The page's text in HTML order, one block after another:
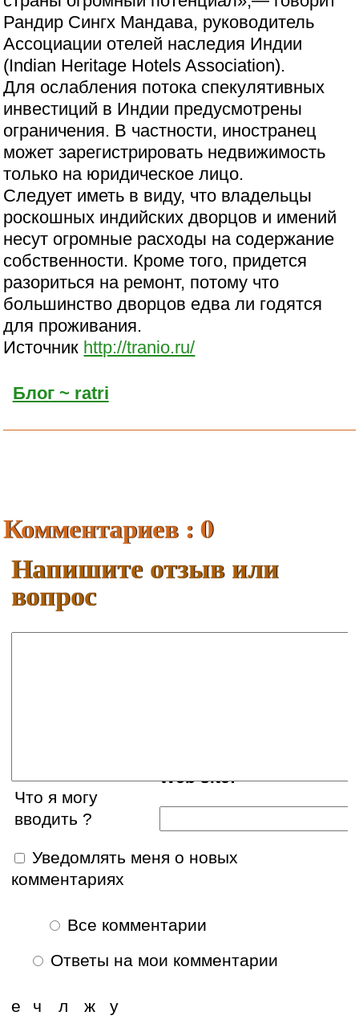
Рандир Сингх Мандава, руководитель
Ассоциации отелей наследия Индии
(Indian Heritage Hotels Association).
Для ослабления потока спекулятивных
инвестиций в Индии предусмотрены
ограничения. В частности, иностранец
может зарегистрировать недвижимость
только на юридическое лицо.
Следует иметь в виду, что владельцы
роскошных индийских дворцов и имений
несут огромные расходы на содержание
собственности. Кроме того, придется
разориться на ремонт, потому что
большинство дворцов едва ли годятся
для проживания.
Источник http://tranio.ru/
Блог ~ ratri
Комментариев : 0
Напишите отзыв или
вопрос
Web site:
Что я могу
вводить ?
Уведомлять меня о новых
комментариях
Все комментарии
Ответы на мои комментарии
е ч ж
л у